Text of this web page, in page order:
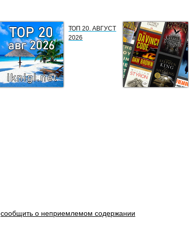
ТОП 20. АВГУСТ
2026
сообщить о неприемлемом содержании